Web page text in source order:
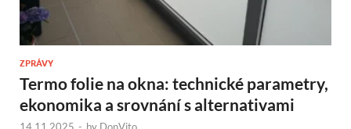
ZPRÁVY
Termo folie na okna: technické parametry,
ekonomika a srovnání s alternativami